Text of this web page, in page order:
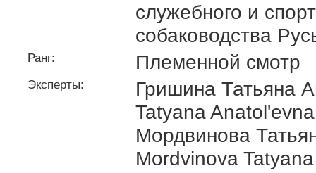
служебного и
собаководства
Ранг: Племенной смотр
Эксперты:
Гришина Татьяна
Tatyana Anatol'evna
Мордвинова
Mordvinova